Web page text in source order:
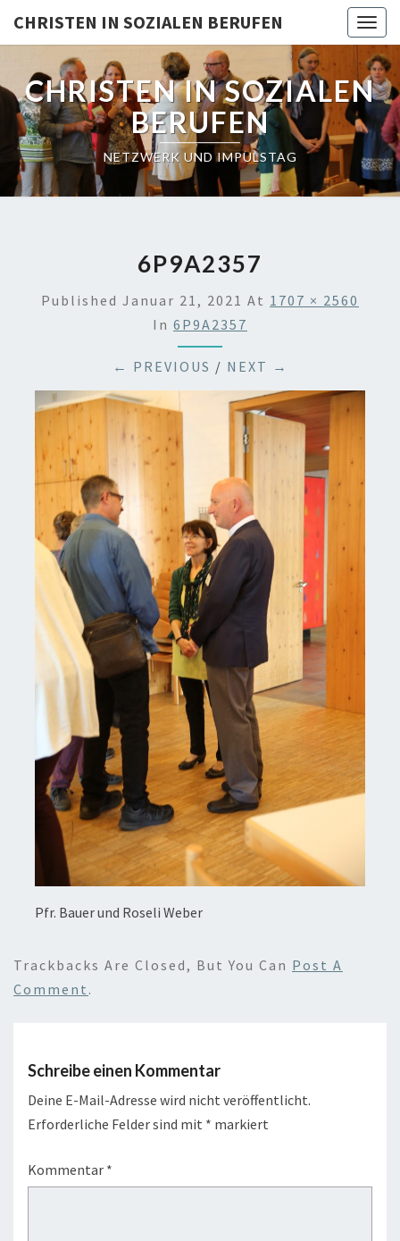
content
CHRISTEN IN SOZIALEN BERUFEN
CHRISTEN IN SOZIALEN
BERUFEN
NETZWERK UND IMPULSTAG
6P9A2357
Published Januar 21, 2021 At 1707 × 2560
In 6P9A2357
← PREVIOUS / NEXT →
Pfr. Bauer und Roseli Weber
Trackbacks Are Closed, But You Can Post A
Comment .
Schreibe einen Kommentar
Deine E-Mail-Adresse wird nicht veröffentlicht.
Erforderliche Felder sind mit * markiert
Kommentar *